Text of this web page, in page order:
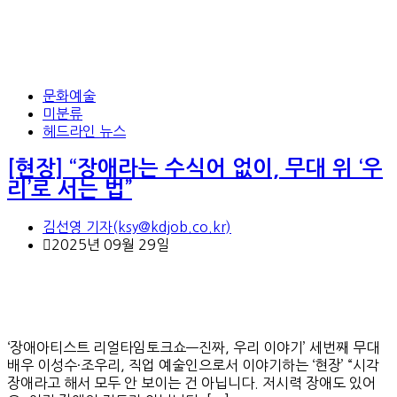
문화예술
미분류
헤드라인 뉴스
[현장] “장애라는 수식어 없이, 무대 위 ‘우
리’로 서는 법”
김선영 기자(ksy@kdjob.co.kr)
2025년 09월 29일
‘장애아티스트 리얼타임토크쇼—진짜, 우리 이야기’ 세번째 무대
배우 이성수·조우리, 직업 예술인으로서 이야기하는 ‘현장’ “시각
장애라고 해서 모두 안 보이는 건 아닙니다. 저시력 장애도 있어